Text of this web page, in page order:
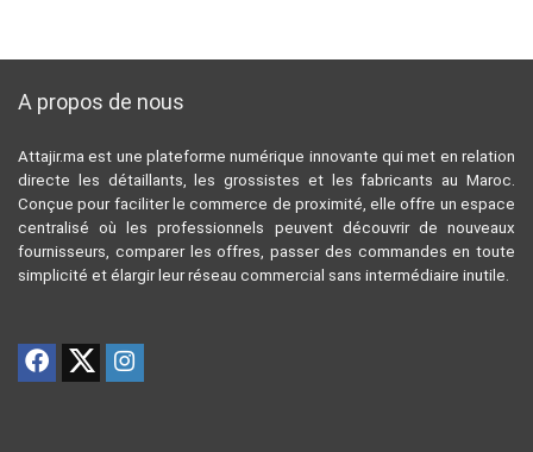
A propos de nous
Attajir.ma est une plateforme numérique innovante qui met en relation
directe les détaillants, les grossistes et les fabricants au Maroc.
Conçue pour faciliter le commerce de proximité, elle offre un espace
centralisé où les professionnels peuvent découvrir de nouveaux
fournisseurs, comparer les offres, passer des commandes en toute
simplicité et élargir leur réseau commercial sans intermédiaire inutile.